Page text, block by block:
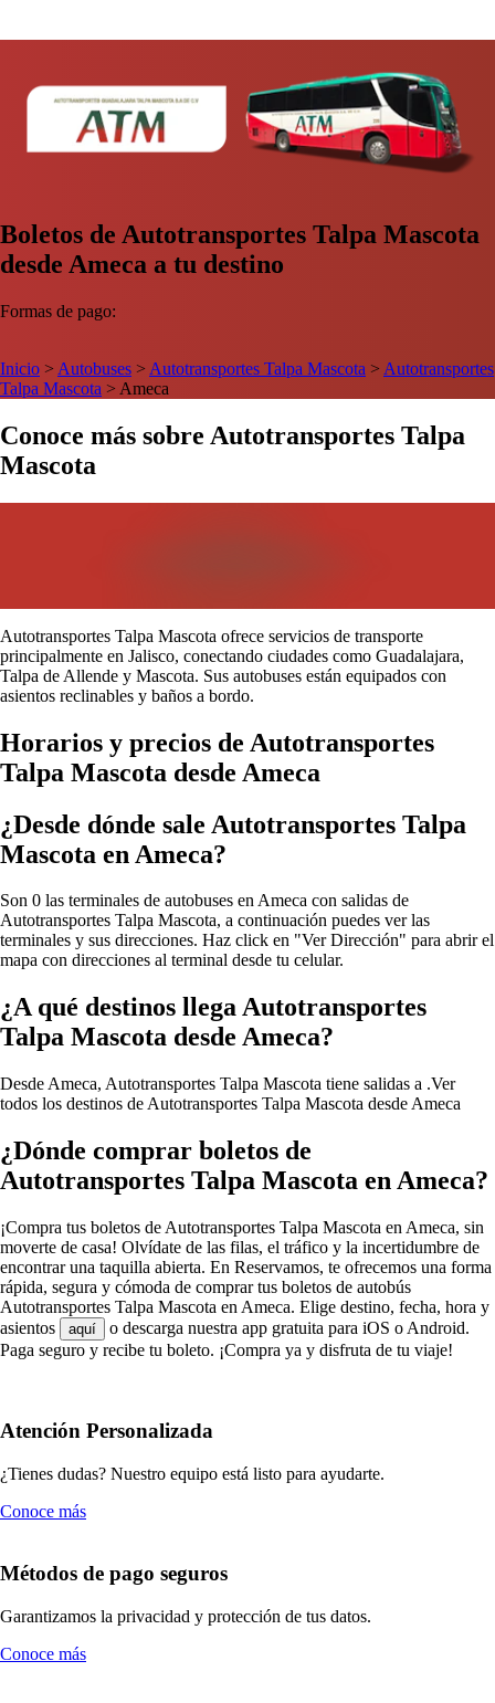
Boletos de Autotransportes Talpa Mascota
desde Ameca a tu destino
Formas de pago:
Inicio > Autobuses > Autotransportes Talpa Mascota > Autotransportes
Talpa Mascota > Ameca
Conoce más sobre Autotransportes Talpa
Mascota
Autotransportes Talpa Mascota ofrece servicios de transporte
principalmente en Jalisco, conectando ciudades como Guadalajara,
Talpa de Allende y Mascota. Sus autobuses están equipados con
asientos reclinables y baños a bordo.
Horarios y precios de Autotransportes
Talpa Mascota desde Ameca
¿Desde dónde sale Autotransportes Talpa
Mascota en Ameca?
Son 0 las terminales de autobuses en Ameca con salidas de
Autotransportes Talpa Mascota, a continuación puedes ver las
terminales y sus direcciones. Haz click en "Ver Dirección" para abrir el
mapa con direcciones al terminal desde tu celular.
¿A qué destinos llega Autotransportes
Talpa Mascota desde Ameca?
Desde Ameca, Autotransportes Talpa Mascota tiene salidas a .Ver
todos los destinos de Autotransportes Talpa Mascota desde Ameca
¿Dónde comprar boletos de
Autotransportes Talpa Mascota en Ameca?
¡Compra tus boletos de Autotransportes Talpa Mascota en Ameca, sin
moverte de casa! Olvídate de las filas, el tráfico y la incertidumbre de
encontrar una taquilla abierta. En Reservamos, te ofrecemos una forma
rápida, segura y cómoda de comprar tus boletos de autobús
Autotransportes Talpa Mascota en Ameca. Elige destino, fecha, hora y
asientos
aquí
o descarga nuestra app gratuita para iOS o Android.
Paga seguro y recibe tu boleto. ¡Compra ya y disfruta de tu viaje!
Atención Personalizada
¿Tienes dudas? Nuestro equipo está listo para ayudarte.
Conoce más
Métodos de pago seguros
Garantizamos la privacidad y protección de tus datos.
Conoce más